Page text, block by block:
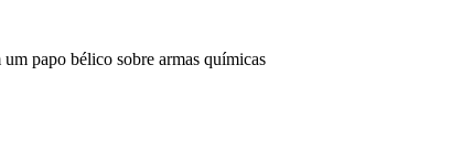
papo bélico sobre armas químicas